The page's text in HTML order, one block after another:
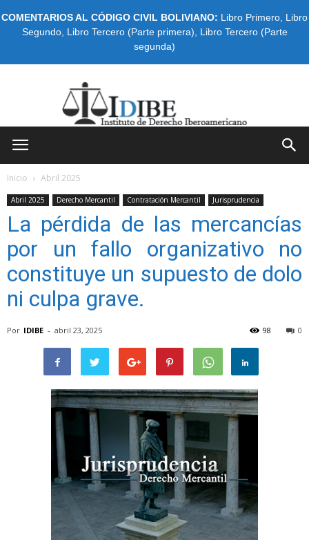
COMENTARIOS AL CÓDIGO CIVIL BOLIVIANO: Libro Primero Libro
Segundo, Libro Tercero (Parte primera)
Libro Tercero (Parte
segunda)
Inicio Abril 2025
Abril 2025 Derecho Mercantil Contratación Mercantil Jurisprudencia
La pérdida de las mercancías
por un fallo organizativo no
constituye un supuesto de dolo
ni culpa grave.
Por IDIBE - abril 23, 2025 0
98